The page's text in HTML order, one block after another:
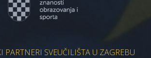
PARTNERI SVEUČILIŠTA U ZAGREBU